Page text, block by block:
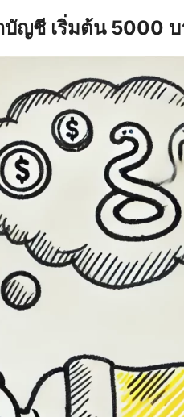
บัญชี เริ่มต้น 5000